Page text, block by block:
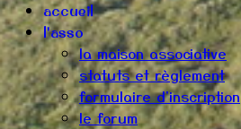
accueil
l'asso
la maison associative
statuts et règlement
formulaire d'inscription
le forum